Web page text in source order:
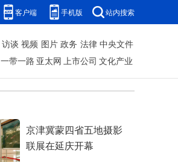
客户端 手机版 站内搜索
访谈 视频 图片 政务 法律 中央文件
一带一路 亚太网 上市公司 文化产业
京津冀蒙四省五地摄影
联展在延庆开幕